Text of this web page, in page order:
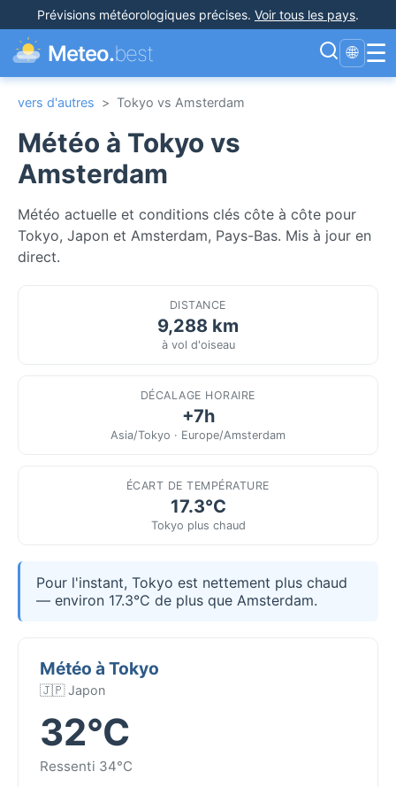
Prévisions météorologiques précises. Voir tous les pays.
Meteo.best 🌐 ☰
vers d'autres > Tokyo vs Amsterdam
Météo à Tokyo vs
Amsterdam
Météo actuelle et conditions clés côte à côte pour
Tokyo, Japon et Amsterdam, Pays-Bas. Mis à jour en
direct.
DISTANCE
9,288 km
à vol d'oiseau
DÉCALAGE HORAIRE
+7h
Asia/Tokyo · Europe/Amsterdam
ÉCART DE TEMPÉRATURE
17.3°C
Tokyo plus chaud
Pour l'instant, Tokyo est nettement plus chaud
— environ 17.3°C de plus que Amsterdam.
Météo à Tokyo
🇯🇵 Japon
32°C
Ressenti 34°C